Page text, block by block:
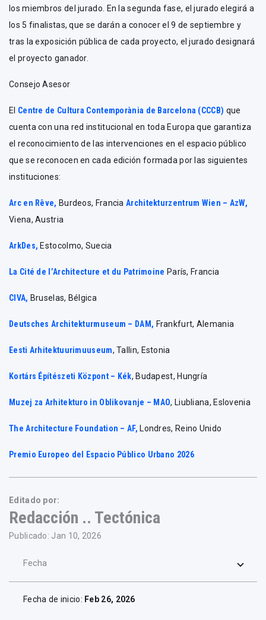
los miembros del jurado. En la segunda fase, el jurado elegirá a
los 5 finalistas, que se darán a conocer el 9 de septiembre y
tras la exposición pública de cada proyecto, el jurado designará
el proyecto ganador.
Consejo Asesor
El Centre de Cultura Contemporània de Barcelona (CCCB) que
cuenta con una red institucional en toda Europa que garantiza
el reconocimiento de las intervenciones en el espacio público
que se reconocen en cada edición formada por las siguientes
instituciones:
Arc en Rêve, Burdeos, FranciaArchitekturzentrum Wien – AzW,
Viena, Austria
ArkDes, Estocolmo, Suecia
La Cité de l’Architecture et du Patrimoine París, Francia
CIVA, Bruselas, Bélgica
Deutsches Architekturmuseum – DAM, Frankfurt, Alemania
Eesti Arhitektuurimuuseum, Tallin, Estonia
Kortárs Építészeti Központ – Kék, Budapest, Hungría
Muzej za Arhitekturo in Oblikovanje – MAO, Liubliana, Eslovenia
The Architecture Foundation – AF, Londres, Reino Unido
Premio Europeo del Espacio Público Urbano 2026
Editado por:
Redacción .. Tectónica
Publicado: Jan 10, 2026
Fecha
Fecha de inicio: Feb 26, 2026